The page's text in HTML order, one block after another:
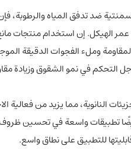
ضد تدفق المياه والرطوبة،
الهيكل. إن استخدام منتجات
وملء الفجوات الدقيقة
التحكم في نمو الشقوق وزيادة
النانوية، مما يزيد من فعالية
تطبيقات واسعة في تحسين
للتطبيق على نطاق واسع.